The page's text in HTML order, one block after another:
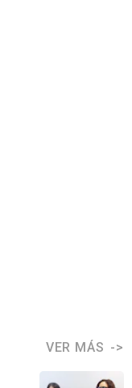
VER MÁS